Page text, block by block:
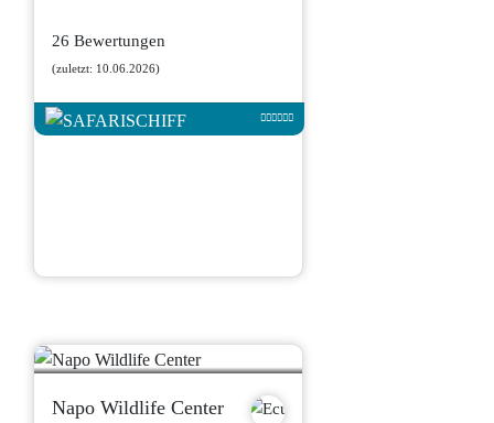
26 Bewertungen
(zuletzt: 10.06.2026)
Napo Wildlife Center